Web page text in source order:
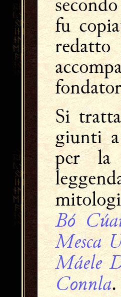
fu
Si
giunti
per la
Bó
Mesca
Máele
Connla.